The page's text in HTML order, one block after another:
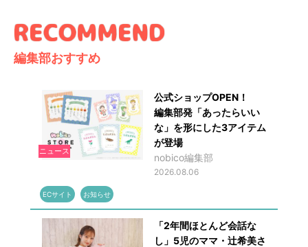
編集部おすすめ
ニュース
公式ショップOPEN！
編集部発「あったらいい
な」を形にした3アイテム
が登場
nobico編集部
2026.08.06
ECサイト お知らせ
「2年間ほとんど会話な
し」5児のママ・辻希美さ